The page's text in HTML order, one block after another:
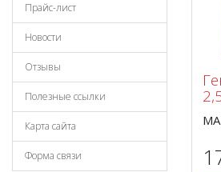
Прайс-лист
Новости
Отзывы
Полезные ссылки
Карта сайта
Форма связи